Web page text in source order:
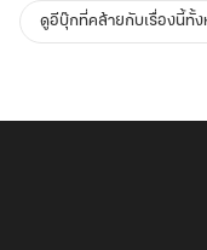
ดูอีบุ๊กที่คล้ายกับเรื่องนี้ทั้